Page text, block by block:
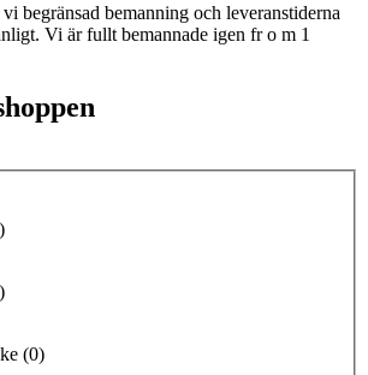
begränsad bemanning och leveranstiderna
Vi är fullt bemannade igen fr o m 1
)
)
(0)